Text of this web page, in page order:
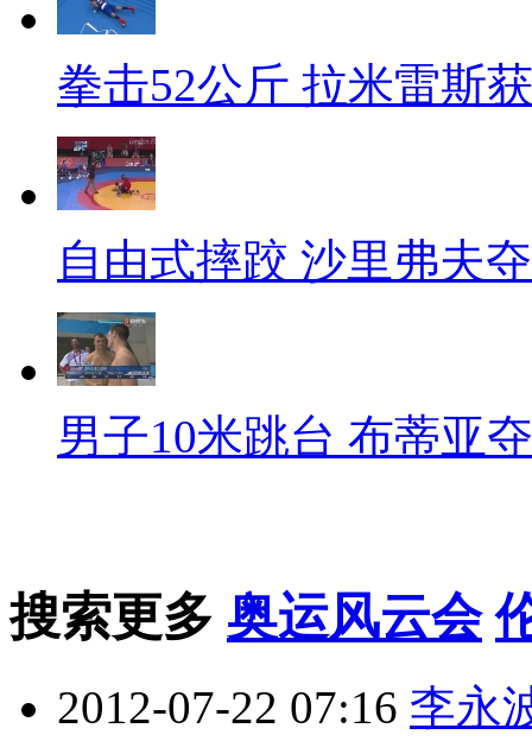
拳击52公斤 拉米雷斯
自由式摔跤 沙里弗夫
男子10米跳台 布蒂亚
搜索更多 奥运风云会
2012-07-22 07:16 李永